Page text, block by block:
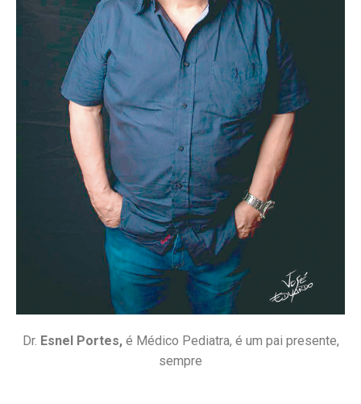
Dr. Esnel Portes,é Médico Pediatra, é um pai presente,
sempre